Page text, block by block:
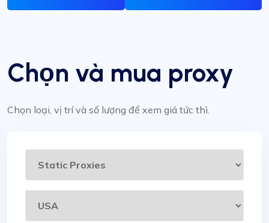
Chọn và mua proxy
Chọn loại, vị trí và số lượng để xem giá tức thì.